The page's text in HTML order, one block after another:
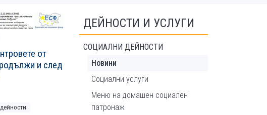
от
и след
ДЕЙНОСТИ И УСЛУГИ
СОЦИАЛНИ ДЕЙНОСТИ
Новини
Социални услуги
Меню на домашeн социален
патронаж